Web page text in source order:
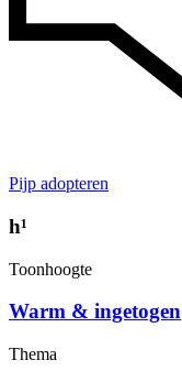
Pijp adopteren
h¹
Toonhoogte
Warm & ingetogen
Thema